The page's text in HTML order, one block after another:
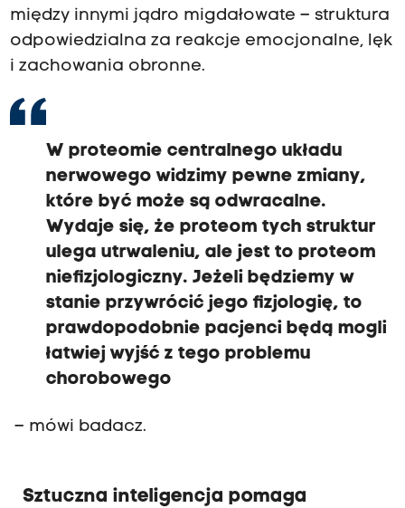
między innymi jądro migdałowate – struktura
odpowiedzialna za reakcje emocjonalne, lęk
i zachowania obronne.
W proteomie centralnego układu
nerwowego widzimy pewne zmiany,
które być może są odwracalne.
Wydaje się, że proteom tych struktur
ulega utrwaleniu, ale jest to proteom
niefizjologiczny. Jeżeli będziemy w
stanie przywrócić jego fizjologię, to
prawdopodobnie pacjenci będą mogli
łatwiej wyjść z tego problemu
chorobowego
– mówi badacz.
Sztuczna inteligencja pomaga